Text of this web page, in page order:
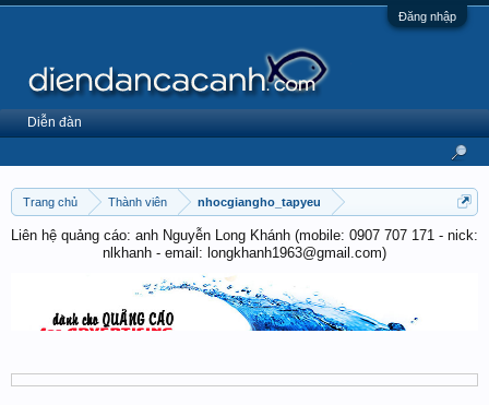
Đăng nhập
Trang chủ Thành viên nhocgiangho_tapyeu
Liên hệ quảng cáo: anh Nguyễn Long Khánh (mobile: 0907 707 171 - nick:
nlkhanh - email: longkhanh1963@gmail.com)
Diễn đàn